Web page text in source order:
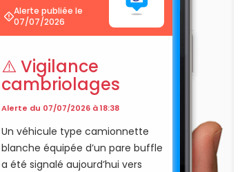
Alerte publiée le
07/07/2026
⚠️ Vigilance
cambriolages
Alerte du 07/07/2026 à 18:38
Un véhicule type camionnette
blanche équipée d’un pare buffle
a été signalé aujourd’hui vers